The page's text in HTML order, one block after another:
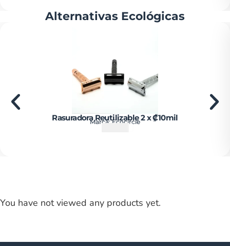
Alternativas Ecológicas
Rasuradora Reutilizable 2 x ₡10mil
Marca:Ecocircle
You have not viewed any products yet.